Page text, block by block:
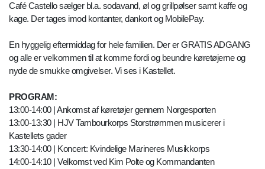
Café Castello sælger bl.a. sodavand, øl og grillpølser samt kaffe og
kage. Der tages imod kontanter, dankort og MobilePay.
En hyggelig eftermiddag for hele familien. Der er GRATIS ADGANG
og alle er velkommen til at komme fordi og beundre køretøjerne og
nyde de smukke omgivelser. Vi ses i Kastellet.
PROGRAM:
13:00-14:00 | Ankomst af køretøjer gennem Norgesporten
13:00-13:30 | HJV Tambourkorps Storstrømmen musicerer i
Kastellets gader
13:30-14:00 | Koncert: Kvindelige Marineres Musikkorps
14:00-14:10 | Velkomst ved Kim Polte og Kommandanten